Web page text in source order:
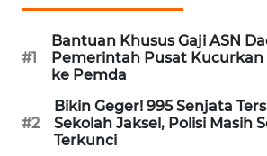
#1
Bantuan Khusus Gaji ASN
Pemerintah Pusat Kucurkan
ke Pemda
#2
Bikin Geger! 995 Senjata
Sekolah Jaksel, Polisi Masih
Terkunci
WN
BALI
WN
KALBAR
WN